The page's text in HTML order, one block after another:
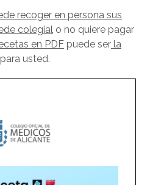
recoger en persona sus
colegial o no quiere pagar
en PDF puede ser la
para usted.